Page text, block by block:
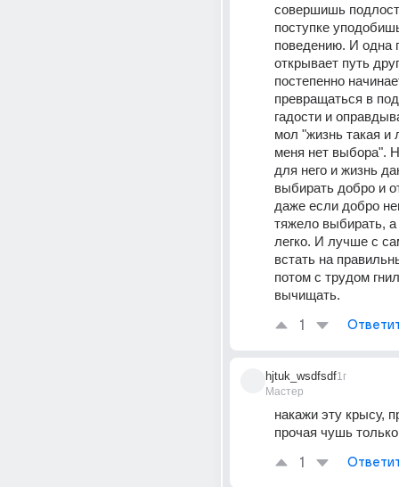
совершишь
поступке
поведению. И одна
открывает путь
постепенно
превращаться в
гадости и
мол "жизнь такая и
меня нет выбора".
для него и жизнь
выбирать добро и
даже если добро
тяжело выбирать, а
легко. И лучше с
встать на
потом с трудом
вычищать.
1
hjtuk_wsdfsdf
Мастер
1г
накажи эту крысу,
прочая чушь
1